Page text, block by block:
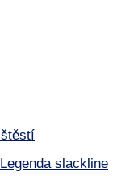
slackline